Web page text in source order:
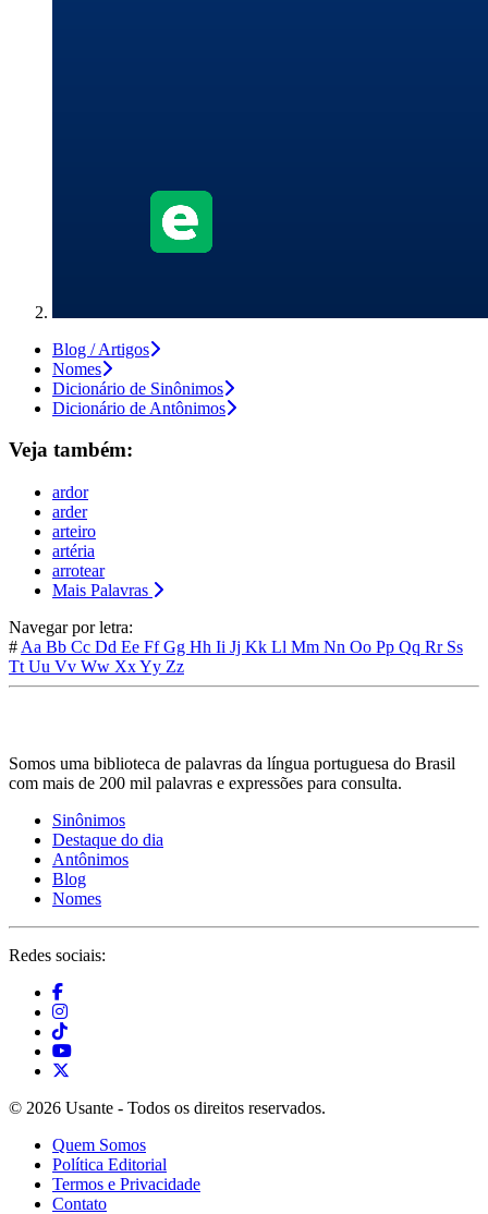
Blog / Artigos
Nomes
Dicionário de Sinônimos
Dicionário de Antônimos
Veja também:
ardor
arder
arteiro
artéria
arrotear
Mais Palavras
Navegar por letra:
# Aa Bb Cc Dd Ee FfGg Hh Ii Jj Kk Ll Mm Nn Oo Pp Qq Rr Ss
Tt Uu Vv Ww XxYy Zz
Somos uma biblioteca de palavras da língua portuguesa do Brasil
com mais de 200 mil palavras e expressões para consulta.
Sinônimos
Destaque do dia
Antônimos
Blog
Nomes
Redes sociais:
© 2026 Usante - Todos os direitos reservados.
Quem Somos
Política Editorial
Termos e Privacidade
Contato